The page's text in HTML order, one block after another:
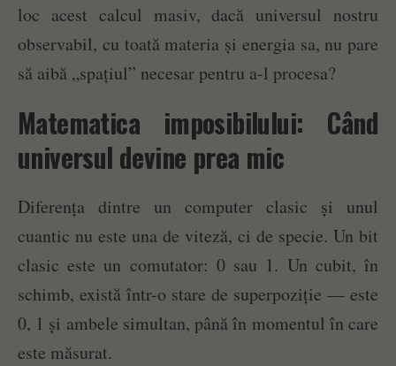
loc acest calcul masiv, dacă universul nostru
observabil, cu toată materia și energia sa, nu pare
să aibă „spațiul” necesar pentru a-l procesa?
Matematica imposibilului: Când
universul devine prea mic
Diferența dintre un computer clasic și unul
cuantic nu este una de viteză, ci de specie. Un bit
clasic este un comutator: 0 sau 1. Un cubit, în
schimb, există într-o stare de superpoziție — este
0, 1 și ambele simultan, până în momentul în care
este măsurat.